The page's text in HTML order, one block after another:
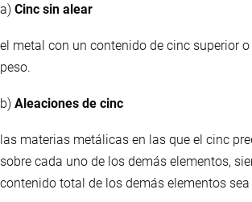
a) Cinc sin alear
el metal con un contenido de cinc superior o
peso.
b) Aleaciones de cinc
las materias metálicas en las que el cinc
sobre cada uno de los demás elementos,
contenido total de los demás elementos sea